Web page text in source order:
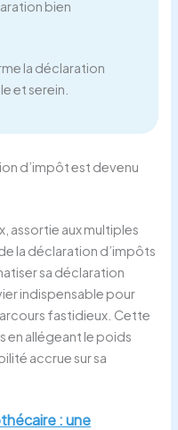
bien
la déclaration
et serein.
d’impôt est devenu
assortie aux multiples
la déclaration d’impôts
sa déclaration
indispensable pour
fastidieux. Cette
en allégeant le poids
accrue sur sa
: une